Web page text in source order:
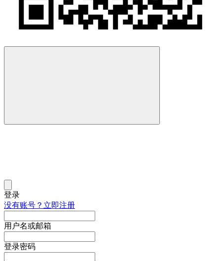
登录
没有账号？立即注册
用户名或邮箱
登录密码